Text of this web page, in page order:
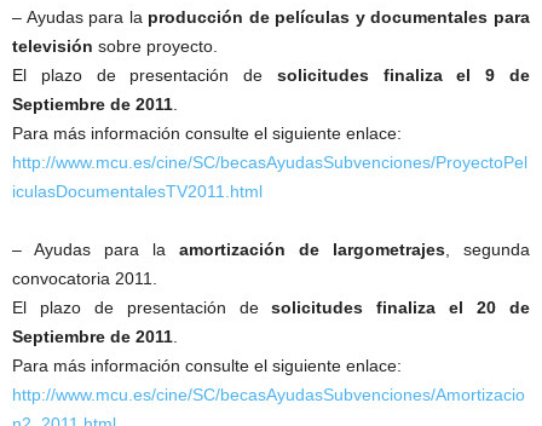
– Ayudas para la producción de películas y documentales para
televisión sobre proyecto.
El plazo de presentación de solicitudes finaliza el 9 de
Septiembre de 2011
Para más información consulte el siguiente enlace:
http://www.mcu.es/cine/SC/becasAyudasSubvenciones/ProyectoPel
iculasDocumentalesTV2011.html
– Ayudas para la amortización de largometrajes , segunda
convocatoria 2011.
El plazo de presentación desolicitudes finaliza el 20 de
Septiembre de 2011
Para más información consulte el siguiente enlace:
http://www.mcu.es/cine/SC/becasAyudasSubvenciones/Amortizacio